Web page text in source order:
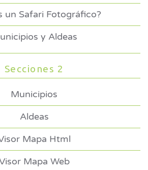
un Safari Fotográfico?
y Aldeas
Secciones 2
Municipios
Aldeas
Mapa Html
Mapa Web